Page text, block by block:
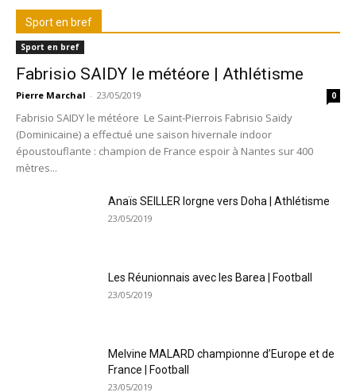
Sport en bref
Sport en bref
Fabrisio SAIDY le météore | Athlétisme
Pierre Marchal - 23/05/2019 0
Fabrisio SAIDY le météore Le Saint-Pierrois Fabrisio Saïdy
(Dominicaine) a effectué une saison hivernale indoor
époustouflante : champion de France espoir à Nantes sur 400
mètres...
Anaïs SEILLER lorgne vers Doha | Athlétisme
23/05/2019
Les Réunionnais avec les Barea | Football
23/05/2019
Melvine MALARD championne d’Europe et de
France | Football
23/05/2019